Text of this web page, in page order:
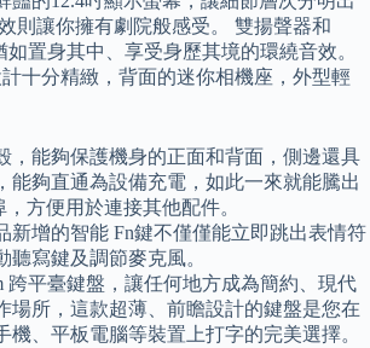
則讓你擁有劇院般感受。 雙揚聲器和
如置身其中、享受身歷其境的環繞音效。
十分精緻，背面的迷你相機座，外型輕
，能夠保護機身的正面和背面，側邊還具
能夠直通為設備充電，如此一來就能騰出
，方便用於連接其他配件。
新增的智能 Fn鍵不僅僅能立即跳出表情符
聽寫鍵及調節麥克風。
跨平臺鍵盤，讓任何地方成為簡約、現代
場所，這款超薄、前瞻設計的鍵盤是您在
機、平板電腦等裝置上打字的完美選擇。